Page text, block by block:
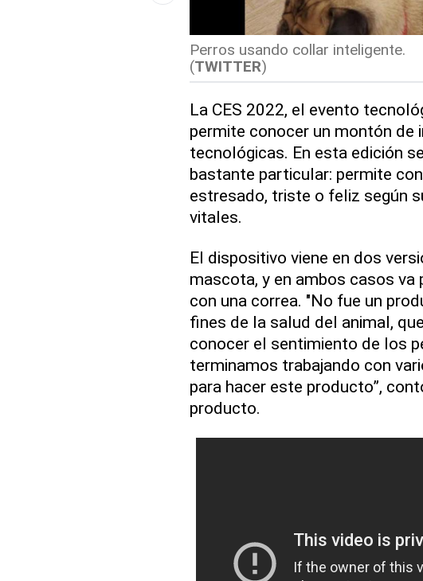
Perros usando collar inteligente.
(TWITTER)
La CES 2022, el evento
permite conocer un montón de
tecnológicas. En esta edición
bastante particular: permite
estresado, triste o feliz según
vitales.
El dispositivo viene en dos
mascota, y en ambos casos va
con una correa. "No fue un
fines de la salud del animal,
conocer el sentimiento de los
terminamos trabajando con
para hacer este producto”,
producto.